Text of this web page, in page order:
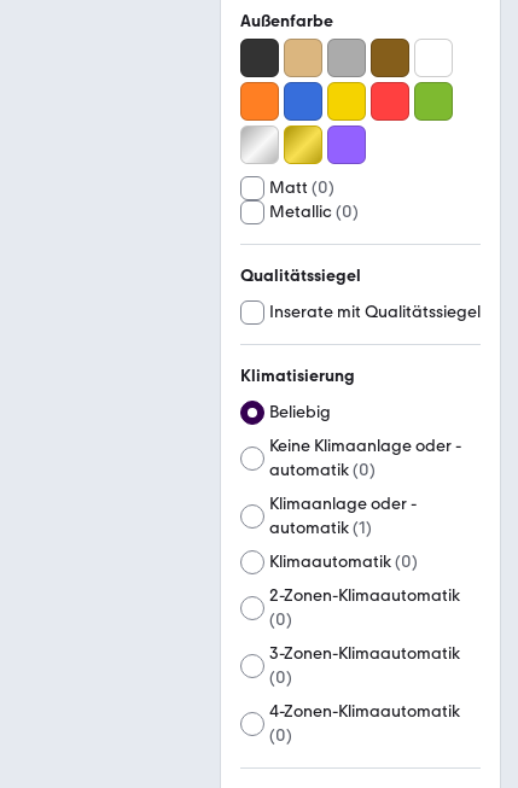
Außenfarbe
Matt (0)
Metallic(0)
Qualitätssiegel
Inserate mit Qualitätssiegel
Klimatisierung
Beliebig
Keine Klimaanlage oder -
automatik(0)
Klimaanlage oder -
automatik(1)
Klimaautomatik(0)
2-Zonen-Klimaautomatik
(0)
3-Zonen-Klimaautomatik
(0)
4-Zonen-Klimaautomatik
(0)